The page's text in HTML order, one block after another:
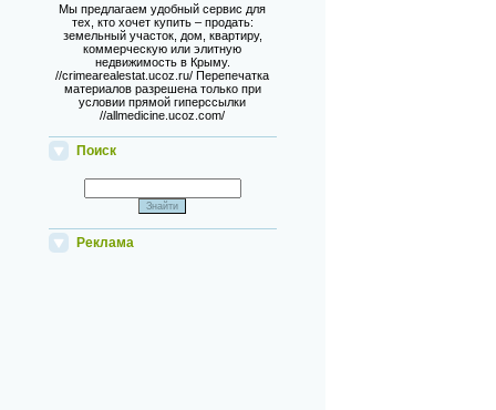
Мы предлагаем удобный сервис для
тех, кто хочет купить – продать:
земельный участок, дом, квартиру,
коммерческую или элитную
недвижимость в Крыму.
//crimearealestat.ucoz.ru/ Перепечатка
материалов разрешена только при
условии прямой гиперссылки
//allmedicine.ucoz.com/
Поиск
Реклама